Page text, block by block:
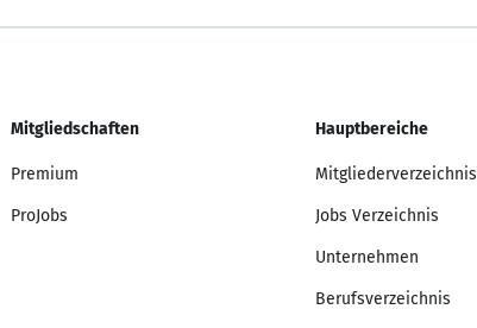
Mitgliedschaften
Premium
ProJobs
Hauptbereiche
Mitgliederverzeichnis
Jobs Verzeichnis
Unternehmen
Berufsverzeichnis